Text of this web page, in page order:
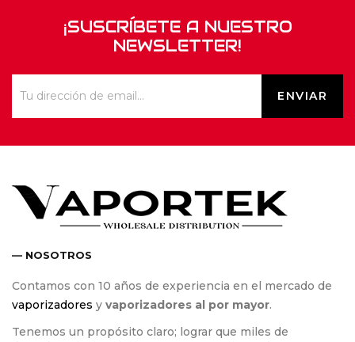
¡SUSCRÍBETE A NUESTRO
NEWSLETTER!
— NOSOTROS
Contamos con 10 años de experiencia en el mercado de
vaporizadores y vaporizadores al por mayor.
Tenemos un propósito claro; lograr que miles de